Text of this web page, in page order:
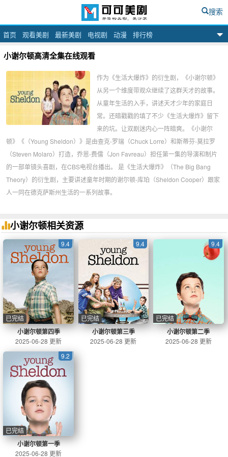
可可美剧网
首页 观看美剧 最新美剧 电视剧 动漫 排行榜
搜索
小谢尔顿高清全集在线观看
作为《生活大爆炸》的衍生剧，《小谢尔顿》
从另一个维度带观众继续了这群天才的故事。
从童年生活的入手，讲述天才少年的家庭日
常。还暗戳戳的填了不少《生活大爆炸》留下
来的坑。让双剧迷内心一阵暗爽。《小谢尔
顿》《（Young Sheldon）》是由查克-罗瑞（Chuck Lorre）和斯蒂芬-莫拉罗
（Steven Molaro）打造，乔恩-费儒（Jon Favreau）担任第一集的导演和制片
的一部单镜头喜剧，在CBS电视台播出。 是《生活大爆炸》（The Big Bang
Theory）的衍生剧，主要讲述童年时期的谢尔顿-库珀（Sheldon Cooper）跟家
人一同在德克萨斯州生活的一系列故事。
小谢尔顿相关资源
小谢尔顿第四季
9.4
已完结
2025-06-28 更新
小谢尔顿第三季
9.4
已完结
2025-06-28 更新
小谢尔顿第二季
9.4
已完结
2025-06-28 更新
小谢尔顿第一季
9.2
已完结
2025-06-28 更新